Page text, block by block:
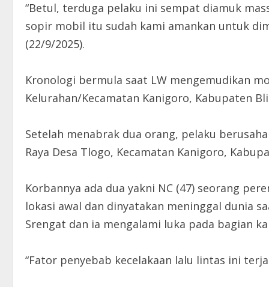
“Betul, terduga pelaku ini sempat diamuk
sopir mobil itu sudah kami amankan untuk
(22/9/2025).
Kronologi bermula saat LW mengemudikan
Kelurahan/Kecamatan Kanigoro, Kabupaten
Setelah menabrak dua orang, pelaku
Raya Desa Tlogo, Kecamatan Kanigoro,
Korbannya ada dua yakni NC (47) seorang
lokasi awal dan dinyatakan meninggal dunia
Srengat dan ia mengalami luka pada bagian
“Fator penyebab kecelakaan lalu lintas ini